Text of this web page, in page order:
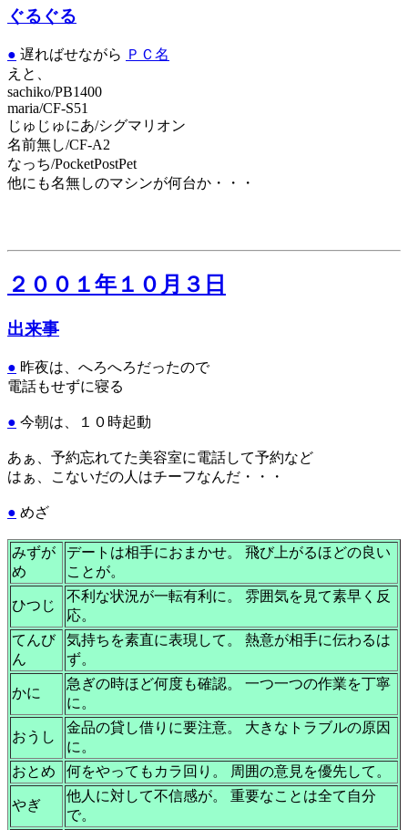
ぐるぐる
● 遅ればせながら ＰＣ名
えと、
sachiko/PB1400
maria/CF-S51
じゅじゅにあ/シグマリオン
名前無し/CF-A2
なっち/PocketPostPet
他にも名無しのマシンが何台か・・・
２００１年１０月３日
出来事
● 昨夜は、へろへろだったので
電話もせずに寝る
● 今朝は、１０時起動
あぁ、予約忘れてた美容室に電話して予約など
はぁ、こないだの人はチーフなんだ・・・
● めざ
みずが
め
デートは相手におまかせ。 飛び上がるほどの良い
ことが。
ひつじ
不利な状況が一転有利に。 雰囲気を見て素早く反
応。
てんび
ん
気持ちを素直に表現して。 熱意が相手に伝わるは
ず。
かに
急ぎの時ほど何度も確認。 一つ一つの作業を丁寧
に。
おうし
金品の貸し借りに要注意。 大きなトラブルの原因
に。
おとめ
何をやってもカラ回り。 周囲の意見を優先して。
やぎ
他人に対して不信感が。 重要なことは全て自分
で。